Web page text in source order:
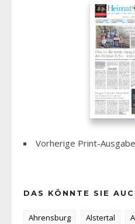
Vorherige Print-
DAS KÖNNTE SIE
Ahrensburg Alstertal